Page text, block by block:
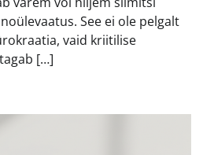
See ei ole pelgalt
vaid kriitilise
[…]